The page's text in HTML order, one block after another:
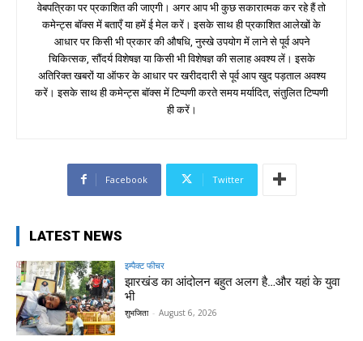
वेबपत्रिका पर प्रकाशित की जाएगी। अगर आप भी कुछ सकारात्मक कर रहे हैं तो
कमेन्ट्स बॉक्स में बताएँ या हमें ई मेल करें। इसके साथ ही प्रकाशित आलेखों के
आधार पर किसी भी प्रकार की औषधि, नुस्खे उपयोग में लाने से पूर्व अपने
चिकित्सक, सौंदर्य विशेषज्ञ या किसी भी विशेषज्ञ की सलाह अवश्य लें। इसके
अतिरिक्त खबरों या ऑफर के आधार पर खरीददारी से पूर्व आप खुद पड़ताल अवश्य
करें। इसके साथ ही कमेन्ट्स बॉक्स में टिप्पणी करते समय मर्यादित, संतुलित टिप्पणी
ही करें।
Facebook Twitter
LATEST NEWS
इम्पैक्ट फीचर
झारखंड का आंदोलन बहुत अलग है…और यहां के युवा
भी
शुभजिता - August 6, 2026